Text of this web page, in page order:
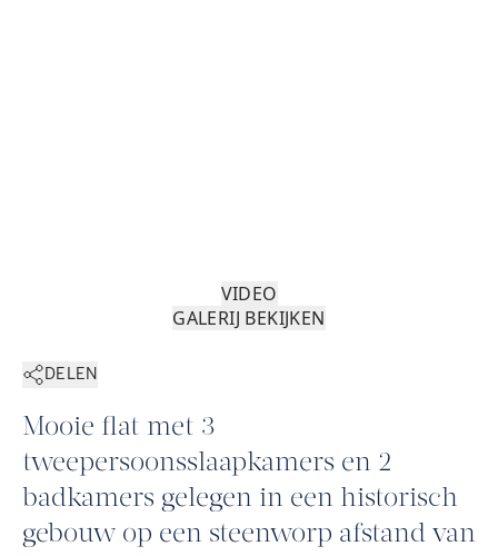
VIDEO
GALERIJ BEKIJKEN
DELEN
Mooie flat met 3
tweepersoonsslaapkamers en 2
badkamers gelegen in een historisch
gebouw op een steenworp afstand van